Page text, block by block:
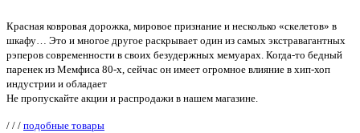
Красная ковровая дорожка, мировое признание и несколько «скелетов» в
шкафу… Это и многое другое раскрывает один из самых экстравагантных
рэперов современности в своих безудержных мемуарах. Когда-то бедный
паренек из Мемфиса 80-х, сейчас он имеет огромное влияние в хип-хоп
индустрии и обладает
Не пропускайте акции и распродажи в нашем магазине.
/ / / подобные товары